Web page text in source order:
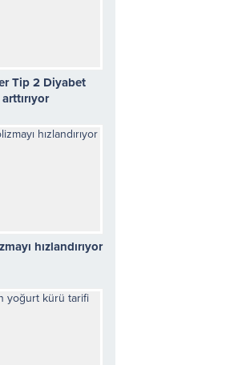
Tip 2 Diyabet
hızlandırıyor